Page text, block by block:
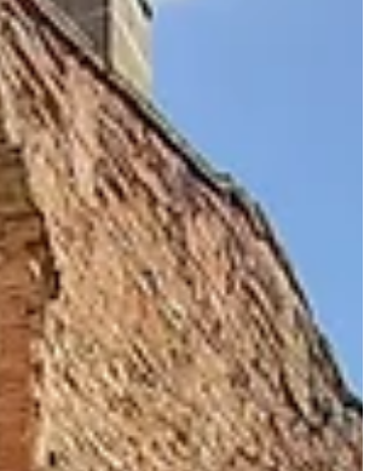
Seine Architektur ist bemerkenswert und
stammt au